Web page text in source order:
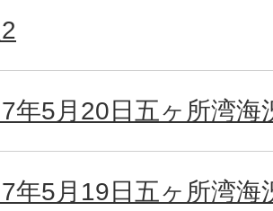
年5月20日五ヶ所湾海
年5月19日五ヶ所湾海